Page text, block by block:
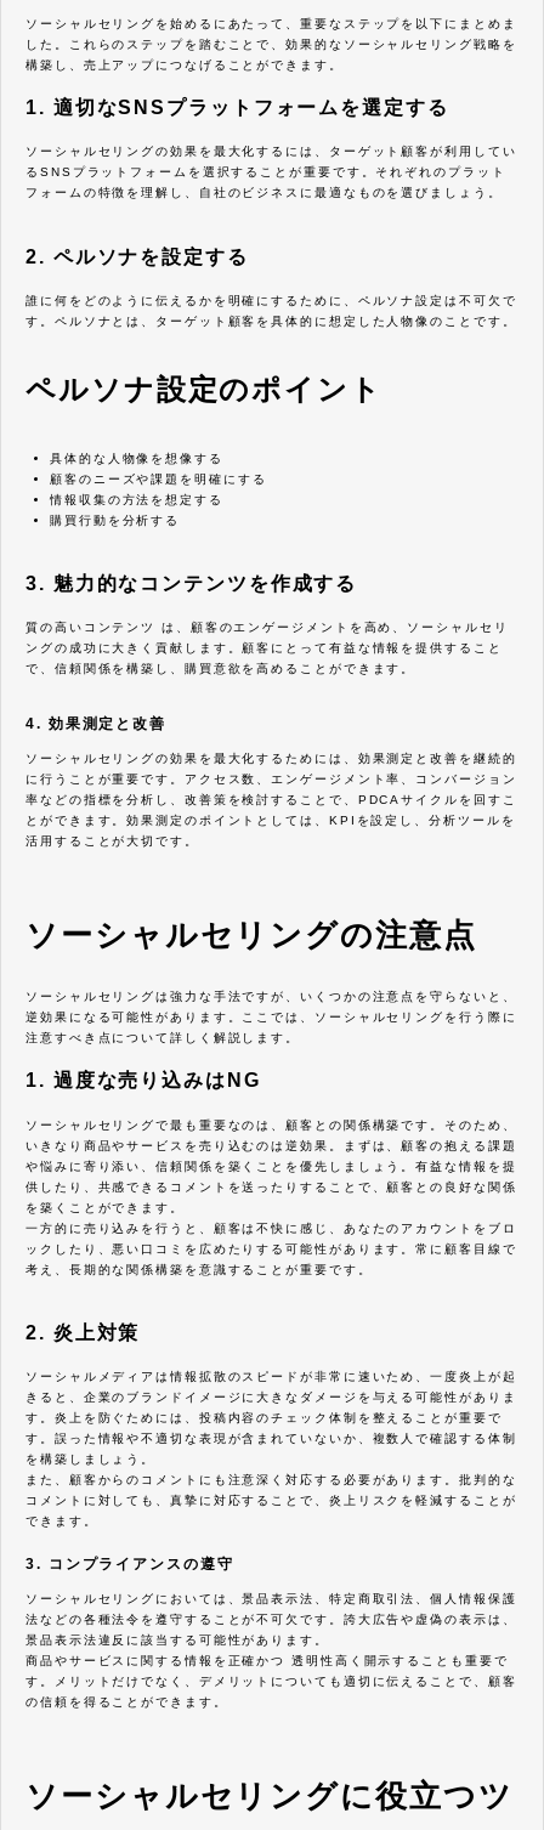
ソーシャルセリングを始めるにあたって、重要なステップを以下にまとめま
した。これらのステップを踏むことで、効果的なソーシャルセリング戦略を
構築し、売上アップにつなげることができます。
1. 適切なSNSプラットフォームを選定する
ソーシャルセリングの効果を最大化するには、ターゲット顧客が利用してい
るSNSプラットフォームを選択することが重要です。それぞれのプラット
フォームの特徴を理解し、自社のビジネスに最適なものを選びましょう。
2. ペルソナを設定する
誰に何をどのように伝えるかを明確にするために、ペルソナ設定は不可欠で
す。ペルソナとは、ターゲット顧客を具体的に想定した人物像のことです。
ペルソナ設定のポイント
具体的な人物像を想像する
顧客のニーズや課題を明確にする
情報収集の方法を想定する
購買行動を分析する
3. 魅力的なコンテンツを作成する
質の高いコンテンツ は、顧客のエンゲージメントを高め、ソーシャルセリ
ングの成功に大きく貢献します。顧客にとって有益な情報を提供すること
で、信頼関係を構築し、購買意欲を高めることができます。
4. 効果測定と改善
ソーシャルセリングの効果を最大化するためには、効果測定と改善を継続的
に行うことが重要です。アクセス数、エンゲージメント率、コンバージョン
率などの指標を分析し、改善策を検討することで、PDCAサイクルを回すこ
とができます。効果測定のポイントとしては、KPIを設定し、分析ツールを
活用することが大切です。
ソーシャルセリングの注意点
ソーシャルセリングは強力な手法ですが、いくつかの注意点を守らないと、
逆効果になる可能性があります。ここでは、ソーシャルセリングを行う際に
注意すべき点について詳しく解説します。
1. 過度な売り込みはNG
ソーシャルセリングで最も重要なのは、顧客との関係構築です。そのため、
いきなり商品やサービスを売り込むのは逆効果。まずは、顧客の抱える課題
や悩みに寄り添い、信頼関係を築くことを優先しましょう。有益な情報を提
供したり、共感できるコメントを送ったりすることで、顧客との良好な関係
を築くことができます。
一方的に売り込みを行うと、顧客は不快に感じ、あなたのアカウントをブロ
ックしたり、悪い口コミを広めたりする可能性があります。常に顧客目線で
考え、長期的な関係構築を意識することが重要です。
2. 炎上対策
ソーシャルメディアは情報拡散のスピードが非常に速いため、一度炎上が起
きると、企業のブランドイメージに大きなダメージを与える可能性がありま
す。炎上を防ぐためには、投稿内容のチェック体制を整えることが重要で
す。誤った情報や不適切な表現が含まれていないか、複数人で確認する体制
を構築しましょう。
また、顧客からのコメントにも注意深く対応する必要があります。批判的な
コメントに対しても、真摯に対応することで、炎上リスクを軽減することが
できます。
3. コンプライアンスの遵守
ソーシャルセリングにおいては、景品表示法、特定商取引法、個人情報保護
法などの各種法令を遵守することが不可欠です。誇大広告や虚偽の表示は、
景品表示法違反に該当する可能性があります。
商品やサービスに関する情報を正確かつ 透明性高く開示することも重要で
す。メリットだけでなく、デメリットについても適切に伝えることで、顧客
の信頼を得ることができます。
ソーシャルセリングに役立つツ